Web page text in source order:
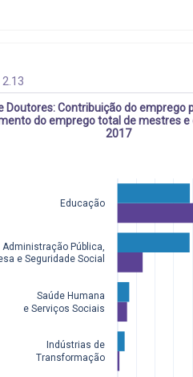
Doutores: Contribuição do emprego
do emprego total de mestres e
2017
Indústrias de
Transformação
Saúde Humana
e Serviços Sociais
Administração Pública,
e Seguridade Social
Educação